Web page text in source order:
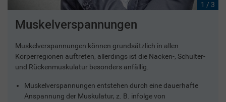
1 / 3
Muskelverspannungen
Muskelverspannungen können grundsätzlich in allen
Körperregionen auftreten, allerdings ist die Nacken-, Schulter-
und Rückenmuskulatur besonders anfällig.
Muskelverspannungen entstehen durch eine dauerhafte
Anspannung der Muskulatur, z. B. infolge von